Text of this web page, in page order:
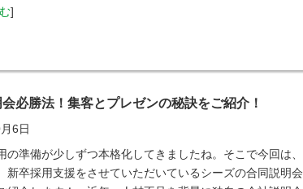
]
必勝法！集客とプレゼンの秘訣をご紹介！
6日
準備が少しずつ本格化してきましたね。そこで今回は、
新卒採用支援をさせていただいているシーズの合同説明会